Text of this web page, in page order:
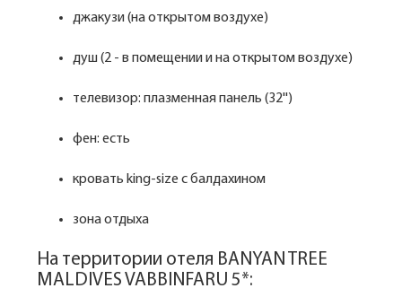
джакузи (на открытом воздухе)
душ (2 - в помещении и на открытом воздухе)
телевизор: плазменная панель (32'')
фен: есть
кровать king-size с балдахином
зона отдыха
На территории отеля BANYAN TREE
MALDIVES VABBINFARU 5*: